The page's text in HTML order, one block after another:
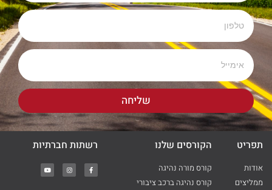
שליחה
תפריט
אודות
ממליצים
הקורסים שלנו
קורס מורה נהיגה
קורס נהיגה ברכב ציבורי
רשתות חברתיות